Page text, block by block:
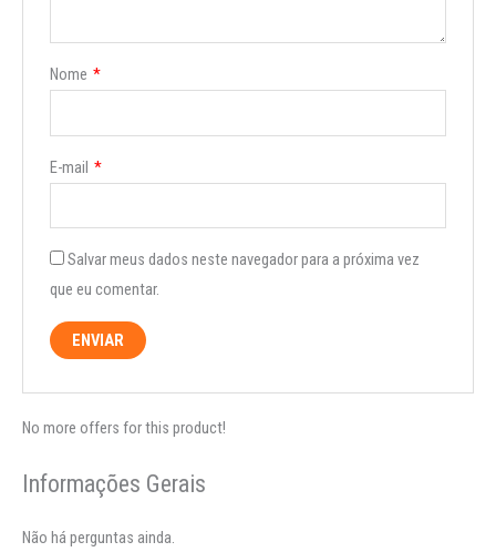
Nome *
E-mail *
Salvar meus dados neste navegador para a próxima vez
que eu comentar.
No more offers for this product!
Informações Gerais
Não há perguntas ainda.